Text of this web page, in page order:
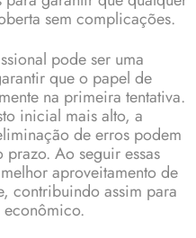
sem complicações.
pode ser uma
que o papel de
na primeira tentativa.
inicial mais alto, a
de erros podem
Ao seguir essas
aproveitamento de
contribuindo assim para
econômico.